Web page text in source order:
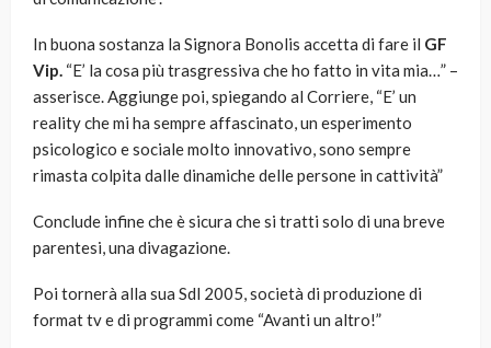
In buona sostanza la Signora Bonolis accetta di fare il GF
Vip. “E’ la cosa più trasgressiva che ho fatto in vita mia…” –
asserisce. Aggiunge poi, spiegando al Corriere, “E’ un
reality che mi ha sempre affascinato, un esperimento
psicologico e sociale molto innovativo, sono sempre
rimasta colpita dalle dinamiche delle persone in cattività”
Conclude infine che è sicura che si tratti solo di una breve
parentesi, una divagazione.
Poi tornerà alla sua Sdl 2005, società di produzione di
format tv e di programmi come “Avanti un altro!”